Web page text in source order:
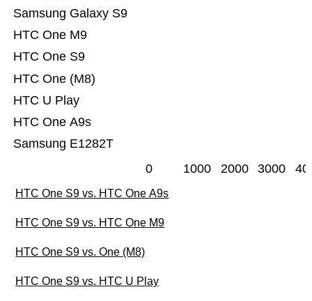
Samsung E1282T
HTC One A9s
HTC U Play
HTC One (M8)
HTC One S9
HTC One M9
Samsung Galaxy S9
0 1000 2000 3000
HTC One S9 vs. HTC One A9s
HTC One S9 vs. HTC One M9
HTC One S9 vs. One (M8)
HTC One S9 vs. HTC U Play